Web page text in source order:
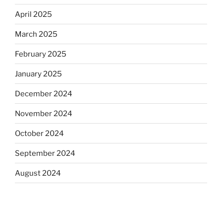
April 2025
March 2025
February 2025
January 2025
December 2024
November 2024
October 2024
September 2024
August 2024